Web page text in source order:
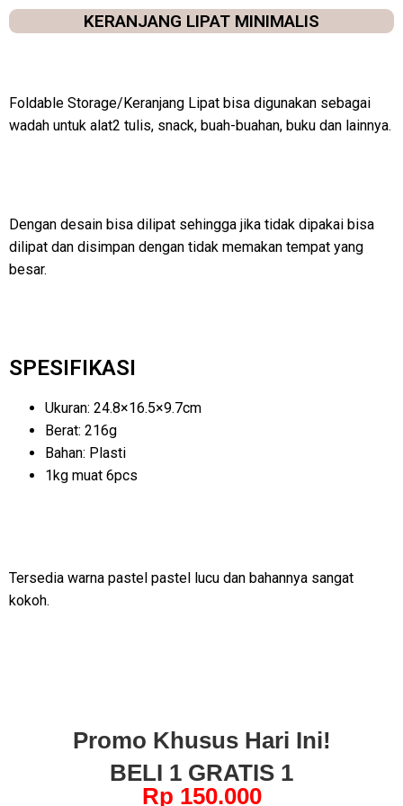
KERANJANG LIPAT MINIMALIS
Foldable Storage/Keranjang Lipat bisa digunakan sebagai
wadah untuk alat2 tulis, snack, buah-buahan, buku dan lainnya.
Dengan desain bisa dilipat sehingga jika tidak dipakai bisa
dilipat dan disimpan dengan tidak memakan tempat yang
besar.
SPESIFIKASI
Ukuran: 24.8×16.5×9.7cm
Berat: 216g
Bahan: Plasti
1kg muat 6pcs
Tersedia warna pastel pastel lucu dan bahannya sangat
kokoh.
Promo Khusus Hari Ini!
BELI 1 GRATIS 1
Rp 150.000